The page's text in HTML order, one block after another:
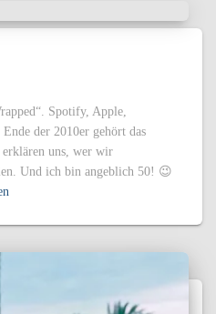
Spotify, Apple,
der 2010er gehört das
uns, wer wir
Und ich bin angeblich 50! 😉